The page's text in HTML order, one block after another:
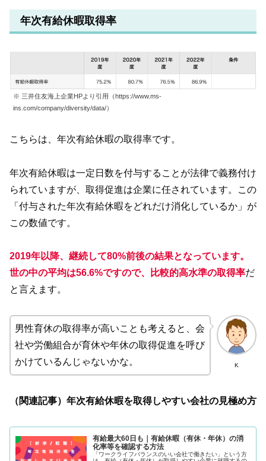
年次有給休暇取得率
※ 三井住友海上企業HPより引用（https://www.ms-
ins.com/company/diversity/data/）
こちらは、年次有給休暇の取得率です。
年次有給休暇は一定日数を付与することが法律で義務付け
られていますが、取得促進は企業に任されています。この
「付与された年次有給休暇をどれだけ消化しているか」が
この数値です。
2019年以降、継続して80%前後の結果となっています。
世の中の平均は56.6%ですので、比較的高水準の取得率だ
と言えます。
K
男性育休の取得率が高いことも考えると、会
社や労働組合が育休や年休の取得促進を呼び
かけているんじゃないかな。
（関連記事）年次有給休暇を取得しやすい会社の見極め方
有給最大60日も｜有給休暇（有休・年休）の消
化率等を確認する方法
「ワークライフバランスのいい会社で働きたい」という方